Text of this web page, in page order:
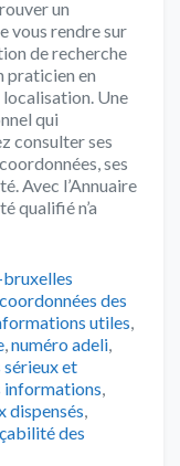
un
vous rendre sur
de recherche
praticien en
localisation. Une
qui
consulter ses
ses
Avec l’Annuaire
qualifié n’a
coordonnées des
utiles,
,numéro adeli,
et
informations,
dispensés,
des